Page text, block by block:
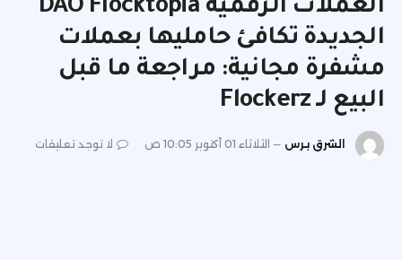
العملات الرقمية DAO Flocktopia
الجديدة تكافئ حامليها بعملات
مشفرة مجانية: مراجعة ما قبل
البيع لـ Flockerz
الشرق برس الثلاثاء 01 أكتوبر 10:05 ص لا توجد تعليقات